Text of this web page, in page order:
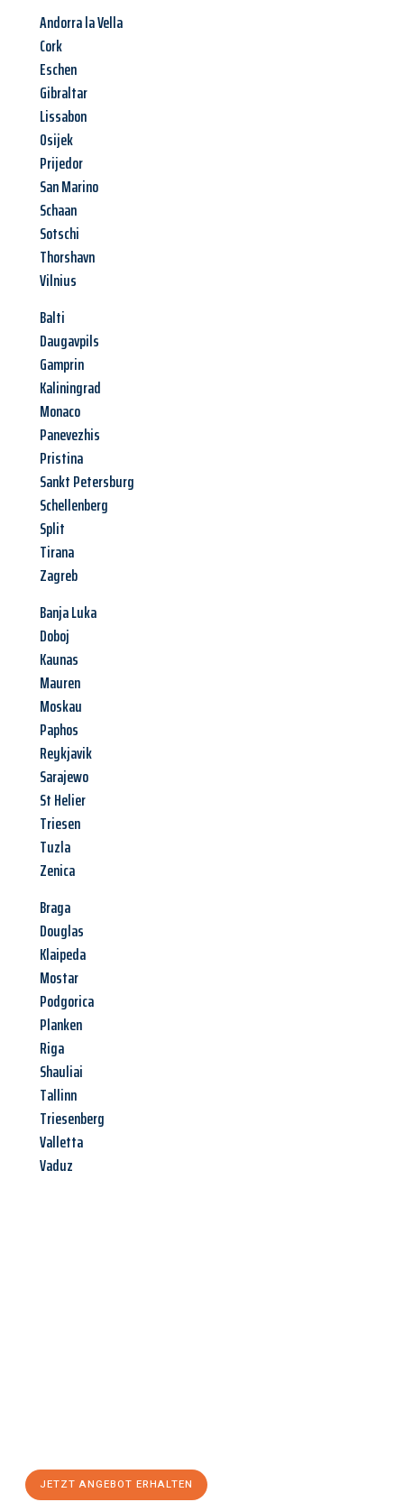
Andorra la Vella
Cork
Eschen
Gibraltar
Lissabon
Osijek
Prijedor
San Marino
Schaan
Sotschi
Thorshavn
Vilnius
Balti
Daugavpils
Gamprin
Kaliningrad
Monaco
Panevezhis
Pristina
Sankt Petersburg
Schellenberg
Split
Tirana
Zagreb
Banja Luka
Doboj
Kaunas
Mauren
Moskau
Paphos
Reykjavik
Sarajewo
St Helier
Triesen
Tuzla
Zenica
Braga
Douglas
Klaipeda
Mostar
Podgorica
Planken
Riga
Shauliai
Tallinn
Triesenberg
Valletta
Vaduz
JETZT ANGEBOT ERHALTEN